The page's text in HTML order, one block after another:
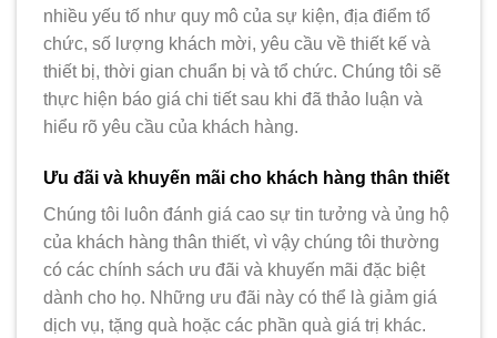
nhiều yếu tố như quy mô của sự kiện, địa điểm tổ
chức, số lượng khách mời, yêu cầu về thiết kế và
thiết bị, thời gian chuẩn bị và tổ chức. Chúng tôi sẽ
thực hiện báo giá chi tiết sau khi đã thảo luận và
hiểu rõ yêu cầu của khách hàng.
Ưu đãi và khuyến mãi cho khách hàng thân thiết
Chúng tôi luôn đánh giá cao sự tin tưởng và ủng hộ
của khách hàng thân thiết, vì vậy chúng tôi thường
có các chính sách ưu đãi và khuyến mãi đặc biệt
dành cho họ. Những ưu đãi này có thể là giảm giá
dịch vụ, tặng quà hoặc các phần quà giá trị khác.